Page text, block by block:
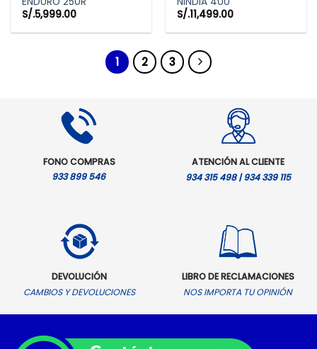
S/.5,999.00
S/.11,499.00
1 2 3
FONO COMPRAS
933 899 546
ATENCIÓN AL CLIENTE
934 315 498 | 934 339 115
DEVOLUCIÓN
CAMBIOS Y DEVOLUCIONES
LIBRO DE RECLAMACIONES
NOS IMPORTA TU OPINIÓN